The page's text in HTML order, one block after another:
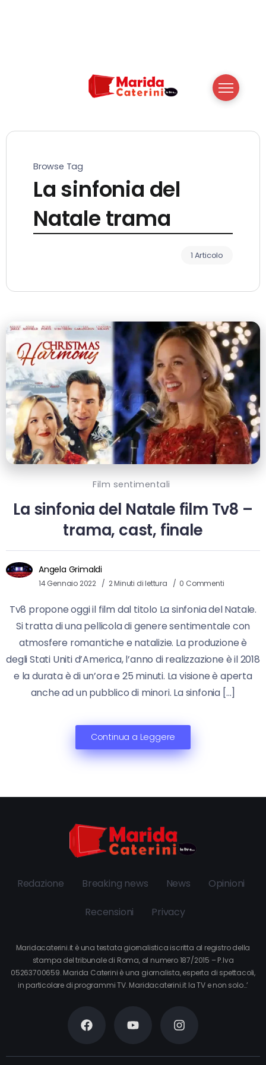
Browse Tag
La sinfonia del
Natale trama
1 Articolo
Film sentimentali
La sinfonia del Natale film Tv8 –
trama, cast, finale
Angela Grimaldi
14 Gennaio 2022 2 Minuti di lettura 0 Commenti
Tv8 propone oggi il film dal titolo La sinfonia del Natale.
Si tratta di una pellicola di genere sentimentale con
atmosfere romantiche e natalizie. La produzione è
degli Stati Uniti d’America, l’anno di realizzazione è il 2018
e la durata è di un’ora e 25 minuti. La visione è aperta
anche ad un pubblico di minori. La sinfonia […]
Continua a Leggere
Redazione Breaking news News Opinioni
Recensioni Privacy
Maridacaterini.it è una testata giornalistica iscritta al registro della
stampa del tribunale di Roma, al numero 187/2015 – P.Iva
05263700659. Marida Caterini è una giornalista, esperta di spettacoli,
in particolare di programmi TV. Maridacaterini.it la TV e non solo…’